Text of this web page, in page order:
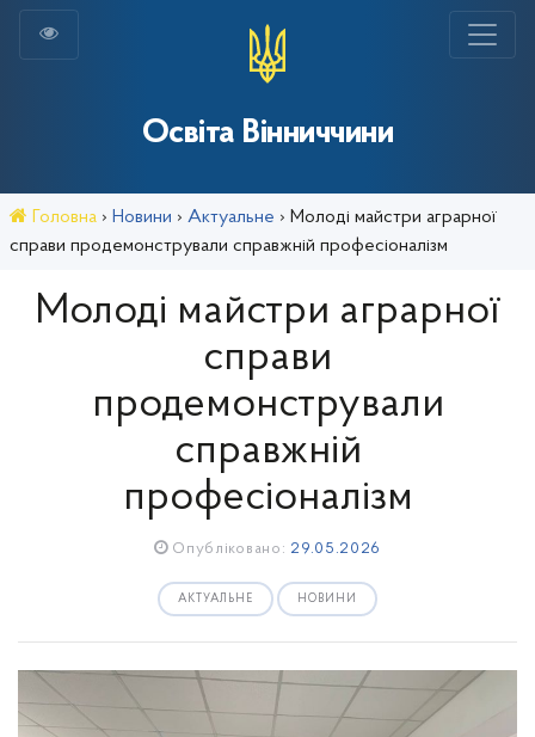
Освіта Вінниччини
Головна › Новини › Актуальне › Молоді майстри аграрної
справи продемонстрували справжній професіоналізм
Молоді майстри аграрної
справи
продемонстрували
справжній
професіоналізм
Опубліковано: 29.05.2026
АКТУАЛЬНЕ НОВИНИ